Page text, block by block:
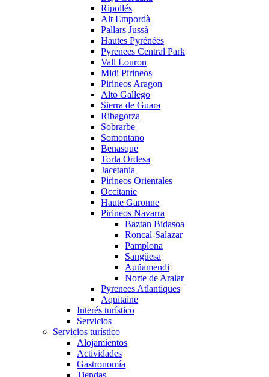
Ripollés
Alt Empordà
Pallars Jussà
Hautes Pyrénées
Pyrenees Central Park
Vall Louron
Midi Pirineos
Pirineos Aragon
Alto Gallego
Sierra de Guara
Ribagorza
Sobrarbe
Somontano
Benasque
Torla Ordesa
Jacetania
Pirineos Orientales
Occitanie
Haute Garonne
Pirineos Navarra
Baztan Bidasoa
Roncal-Salazar
Pamplona
Sangüesa
Auñamendi
Norte de Aralar
Pyrenees Atlantiques
Aquitaine
Interés turístico
Servicios
Servicios turístico
Alojamientos
Actividades
Gastronomía
Tiendas